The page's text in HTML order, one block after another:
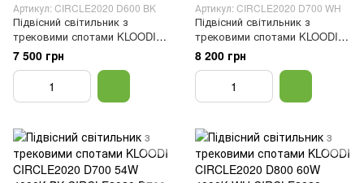
Артикул: CIRCLE2020 D600 BK
Підвісний світильник з
трековими спотами KLOODI
CIRCLE2020 D600 45W 4000К
BK
7 500 грн
Артикул: CIRCLE2020 D700 WH
Підвісний світильник з
трековими спотами KLOODI
CIRCLE2020 D700 54W 4000К
WH
8 200 грн